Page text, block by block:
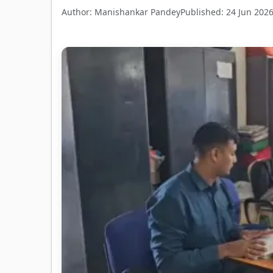
Author: Manishankar PandeyPublished: 24 Jun 2026